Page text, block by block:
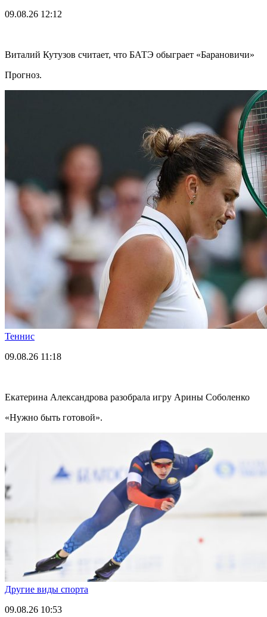
09.08.26 12:12
Виталий Кутузов считает, что БАТЭ обыграет «Барановичи»
Прогноз.
Теннис
09.08.26 11:18
Екатерина Александрова разобрала игру Арины Соболенко
«Нужно быть готовой».
Другие виды спорта
09.08.26 10:53